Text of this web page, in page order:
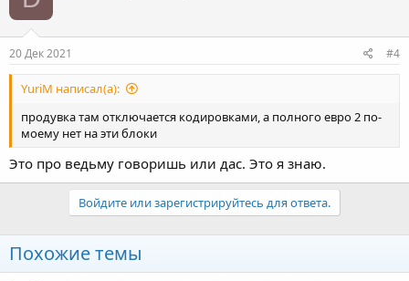
20 Дек 2021 #4
YuriM написал(а):
продувка там отключается кодировками, а полного евро 2 по-
моему нет на эти блоки
Это про ведьму говоришь или дас. Это я знаю.
Войдите или зарегистрируйтесь для ответа.
Похожие темы